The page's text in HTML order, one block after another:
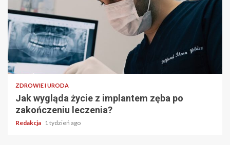
ZDROWIE I URODA
Jak wygląda życie z implantem zęba po
zakończeniu leczenia?
Redakcja 1 tydzień ago